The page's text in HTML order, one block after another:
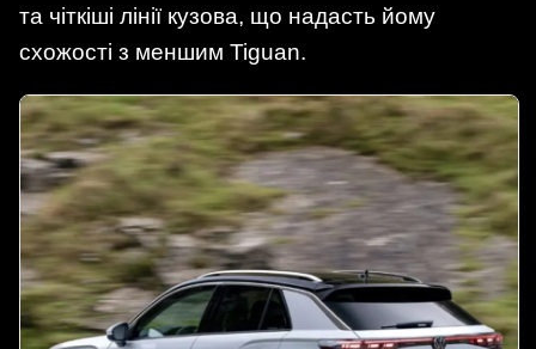
та чіткіші лінії кузова, що надасть йому
схожості з меншим Tiguan.